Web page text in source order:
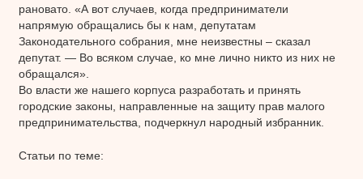
рановато. «А вот случаев, когда предприниматели
напрямую обращались бы к нам, депутатам
Законодательного собрания, мне неизвестны – сказал
депутат. — Во всяком случае, ко мне лично никто из них не
обращался».
Во власти же нашего корпуса разработать и принять
городские законы, направленные на защиту прав малого
предпринимательства, подчеркнул народный избранник.
Статьи по теме: